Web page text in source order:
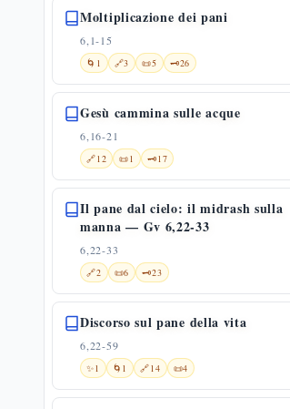
Moltiplicazione dei pani
6,1-15
🌀 1 🔗3 📜5 🗝️26
Gesù cammina sulle acque
6,16-21
🔗12 📜1 🗝️17
Il pane dal cielo: il midrash sulla
manna — Gv 6,22-33
6,22-33
🔗2 📜6 🗝️23
Discorso sul pane della vita
6,22-59
✨1 🌀 1 🔗14 📜4